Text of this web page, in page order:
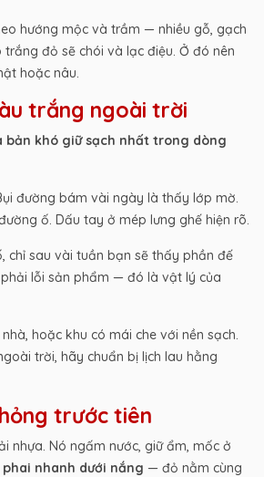
hướng mộc và trầm — nhiều gỗ, gạch
đỏ sẽ chói và lạc điệu. Ở đó nên
hoặc nâu.
trắng ngoài trời
bản khó giữ sạch nhất trong dòng
đường bám vài ngày là thấy lớp mờ.
ố. Dấu tay ở mép lưng ghế hiện rõ.
chỉ sau vài tuần bạn sẽ thấy phần đế
lỗi sản phẩm — đó là vật lý của
hoặc khu có mái che với nền sạch.
trời, hãy chuẩn bị lịch lau hằng
trước tiên
nhựa. Nó ngấm nước, giữ ẩm, mốc ở
nhanh dưới nắng — đỏ nằm cùng